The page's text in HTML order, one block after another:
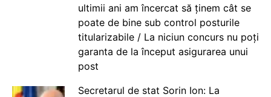
ultimii ani am încercat să ținem cât se
poate de bine sub control posturile
titularizabile / La niciun concurs nu poți
garanta de la început asigurarea unui
post
Secretarul de stat Sorin Ion: La